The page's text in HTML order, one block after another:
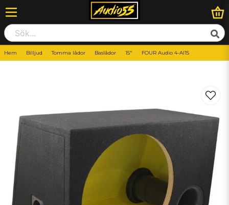
Hem Billjud Tomma lådor Baslådor 15" FOUR Audio 4-AI15